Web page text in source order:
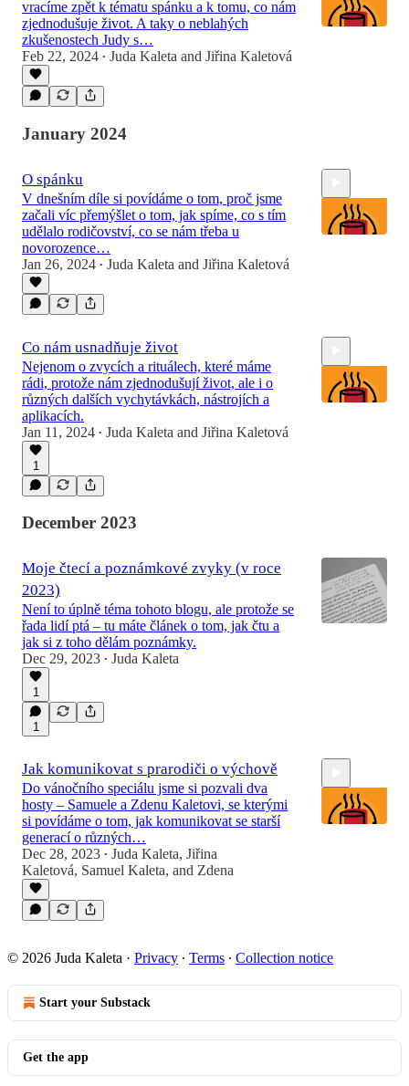
vracíme zpět k tématu spánku a k tomu, co nám
zjednodušuje život. A taky o neblahých
zkušenostech Judy s…
Feb 22, 2024 • Juda Kaleta and Jiřina Kaletová
January 2024
O spánku
V dnešním díle si povídáme o tom, proč jsme
začali víc přemýšlet o tom, jak spíme, co s tím
udělalo rodičovství, co se nám třeba u
novorozence…
Jan 26, 2024 • Juda Kaleta and Jiřina Kaletová
Co nám usnadňuje život
Nejenom o zvycích a rituálech, které máme
rádi, protože nám zjednodušují život, ale i o
různých dalších vychytávkách, nástrojích a
aplikacích.
Jan 11, 2024 • Juda Kaleta and Jiřina Kaletová
1
December 2023
Moje čtecí a poznámkové zvyky (v roce
2023)
Není to úplně téma tohoto blogu, ale protože se
řada lidí ptá – tu máte článek o tom, jak čtu a
jak si z toho dělám poznámky.
Dec 29, 2023 • Juda Kaleta
1
1
Jak komunikovat s prarodiči o výchově
Do vánočního speciálu jsme si pozvali dva
hosty – Samuele a Zdenu Kaletovi, se kterými
si povídáme o tom, jak komunikovat se starší
generací o různých…
Dec 28, 2023 • Juda Kaleta, Jiřina
Kaletová, Samuel Kaleta, and Zdena
© 2026 Juda Kaleta · Privacy ∙ Terms ∙ Collection notice
Start your Substack
Get the app